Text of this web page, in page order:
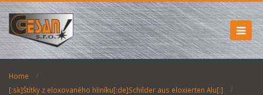
Home
[:sk]Štítky z eloxovaného hliníku[:de]Schilder aus eloxierten Alu[:]